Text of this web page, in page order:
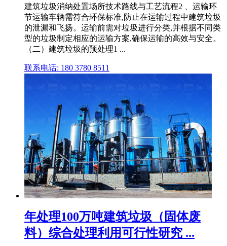
建筑垃圾消纳处置场所技术路线与工艺流程2 、运输环
节运输车辆需符合环保标准,防止在运输过程中建筑垃圾
的泄漏和飞扬。运输前需对垃圾进行分类,并根据不同类
型的垃圾制定相应的运输方案,确保运输的高效与安全。
（二）建筑垃圾的预处理1 ...
联系电话: 180 3780 8511
年处理100万吨建筑垃圾（固体废
料）综合处理利用可行性研究 ...